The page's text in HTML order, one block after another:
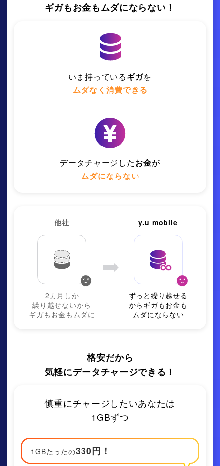
ギガもお金もムダにならない！
いま持っているギガを
ムダなく消費できる
データチャージしたお金が
ムダにならない
他社
2カ⽉しか
繰り越せないから
ギガもお⾦もムダに
y.u mobile
ずっと繰り越せる
からギガもお⾦も
ムダにならない
格安だから
気軽にデータチャージできる！
慎重にチャージしたいあなたは
1GBずつ
1GBたったの330円！